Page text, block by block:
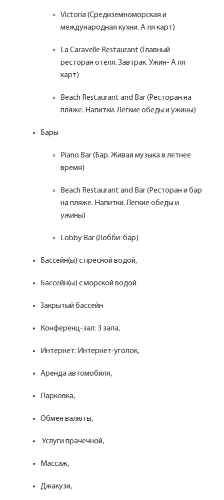
Victoria (Средиземноморская и
международная кухни. А ля карт)
La Caravelle Restaurant (Главный
ресторан отеля. Завтрак. Ужин- А ля
карт)
Beach Restaurant and Bar (Ресторан на
пляже. Напитки. Легкие обеды и ужины)
Бары
Piano Bar (Бар. Живая музыка в летнее
время)
Beach Restaurant and Bar (Ресторан и бар
на пляже. Напитки. Легкие обеды и
ужины)
Lobby Bar (Лобби-бар)
Бассейн(ы) с пресной водой,
Бассейн(ы) с морской водой
Закрытый бассейн
Конференц-зал: 3 зала,
Интернет: Интернет-уголок,
Аренда автомобиля,
Парковка,
Обмен валюты,
Услуги прачечной,
Массаж,
Джакузи,